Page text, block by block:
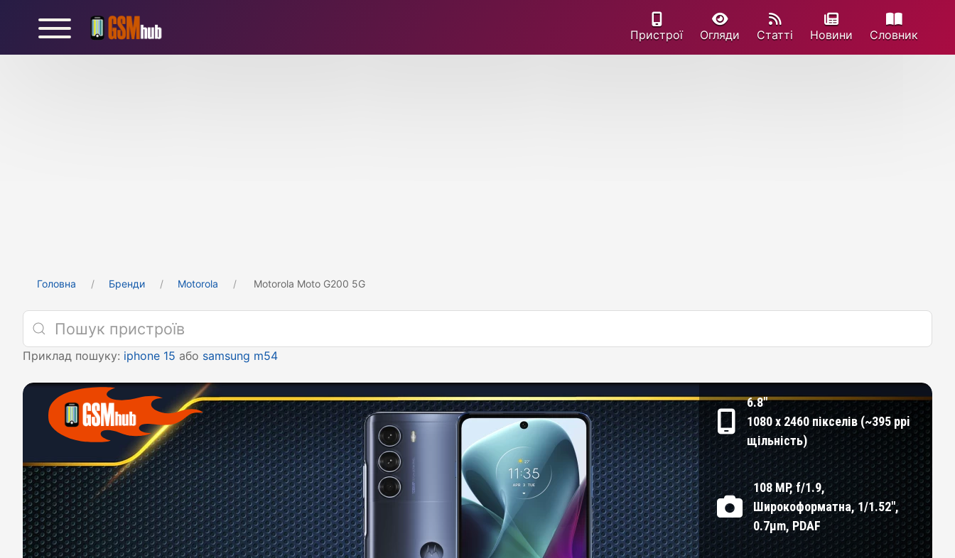
Пристрої Огляди Статті Новини Cловник
Головна Бренди Motorola Motorola Moto G200 5G
Приклад пошуку: iphone 15 або samsung m54
6.8"
1080 x 2460 пікселів (~395 ppi
щільність)
108 MP, f/1.9,
Широкоформатна, 1/1.52",
0.7µm, PDAF